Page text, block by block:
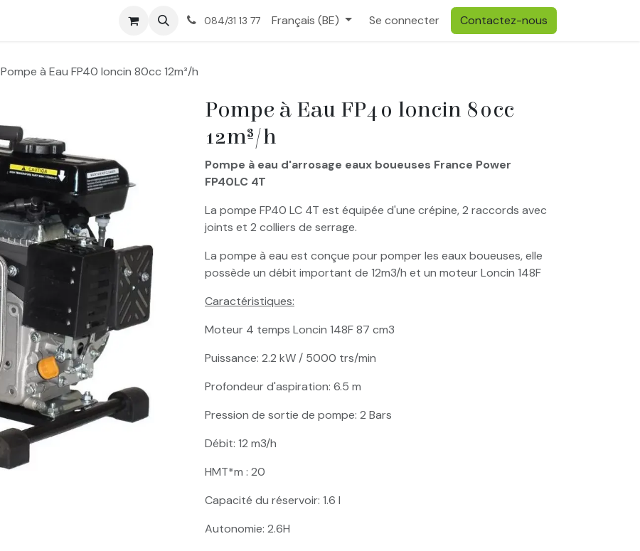
À propos Contactez-nous
084/31 13 77 Français (BE) Se connecter Contactez-nous
Pompe à Eau FP40 loncin 80cc 12m³/h
Pompe à Eau FP40 loncin 80cc
12m³/h
Pompe à eau d'arrosage eaux boueuses France Power
FP40LC 4T
La pompe FP40 LC 4T est équipée d'une crépine, 2 raccords avec
joints et 2 colliers de serrage.
La pompe à eau est conçue pour pomper les eaux boueuses, elle
possède un débit important de 12m3/h et un moteur Loncin 148F
Caractéristiques:
Moteur 4 temps Loncin 148F 87 cm3
Puissance: 2.2 kW / 5000 trs/min
Profondeur d'aspiration: 6.5 m
Pression de sortie de pompe: 2 Bars
Débit: 12 m3/h
HMT*m : 20
Capacité du réservoir: 1.6 l
Autonomie: 2.6H